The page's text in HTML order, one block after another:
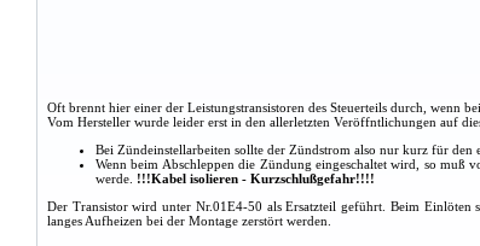
Oft brennt hier einer der Leistungstransistoren des Steuerteils durch, wenn
Vom Hersteller wurde leider erst in den allerletzten Veröffntlichungen auf
Bei Zündeinstellarbeiten sollte der Zündstrom also nur kurz für
Wenn beim Abschleppen die Zündung eingeschaltet wird, so muß
werde. !!!Kabel isolieren - Kurzschlußgefahr!!!!
Der Transistor wird unter Nr.01E4-50 als Ersatzteil geführt. Beim
langes Aufheizen bei der Montage zerstört werden.